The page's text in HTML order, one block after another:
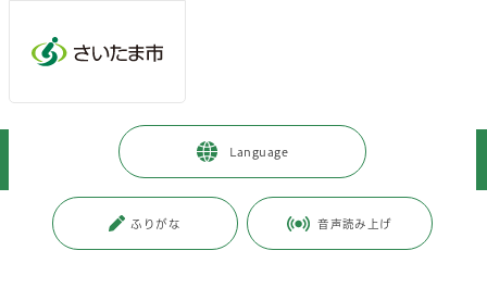
Language
ふりがな 音声読み上げ
暮らし・手続き > 住まい・暮らし・相談
建築確認
ページ番号：J000126